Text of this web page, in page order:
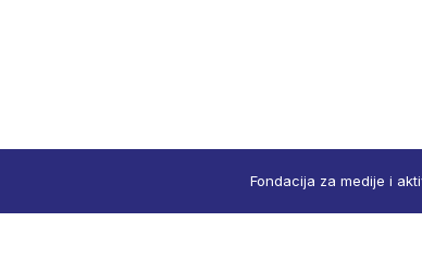
Fondacija za medije i